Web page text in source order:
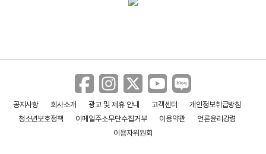
공지사항 회사소개 광고 및 제휴 안내 고객센터
개인정보취급방침
청소년보호정책
이메일주소무단수집거부 이용약관
언론윤리강령
이용자위원회